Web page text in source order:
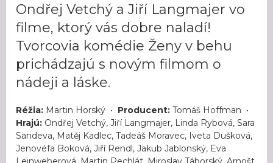
Ondřej Vetchý a Jiří Langmajer vo
filme, ktorý vás dobre naladí!
Tvorcovia komédie Ženy v behu
prichádzajú s novým filmom o
nádeji a láske.
Réžia: Martin Horský • Producent: Tomáš Hoffman •
Hrajú: Ondřej Vetchý, Jiří Langmajer, Linda Rybová, Sara
Sandeva, Matěj Kadlec, Tadeáš Moravec, Iveta Dušková,
Jenovéfa Boková, Jiří Rendl, Jakub Jablonský, Eva